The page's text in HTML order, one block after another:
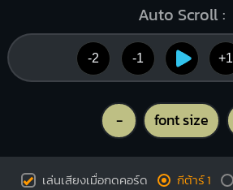
Auto Scroll :
-2 -1 +1
- font size
เล่นเสียงเมื่อกดคอร์ด กีต้าร์ 1